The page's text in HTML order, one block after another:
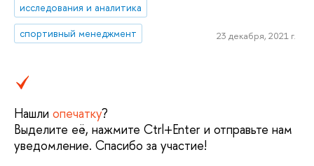
исследования и аналитика
спортивный менеджмент
23 декабря, 2021 г.
Нашли опечатку?
Выделите её, нажмите Ctrl+Enter и отправьте нам
уведомление. Спасибо за участие!